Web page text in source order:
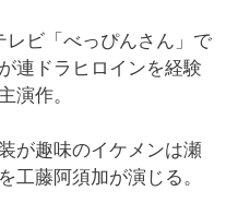
ビ「べっぴんさん」で
連ドラヒロインを経験
演作。
が趣味のイケメンは瀬
工藤阿須加が演じる。